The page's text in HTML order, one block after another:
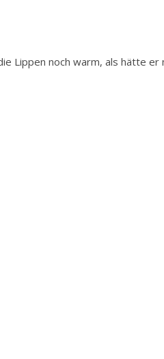
Lippen noch warm, als hätte